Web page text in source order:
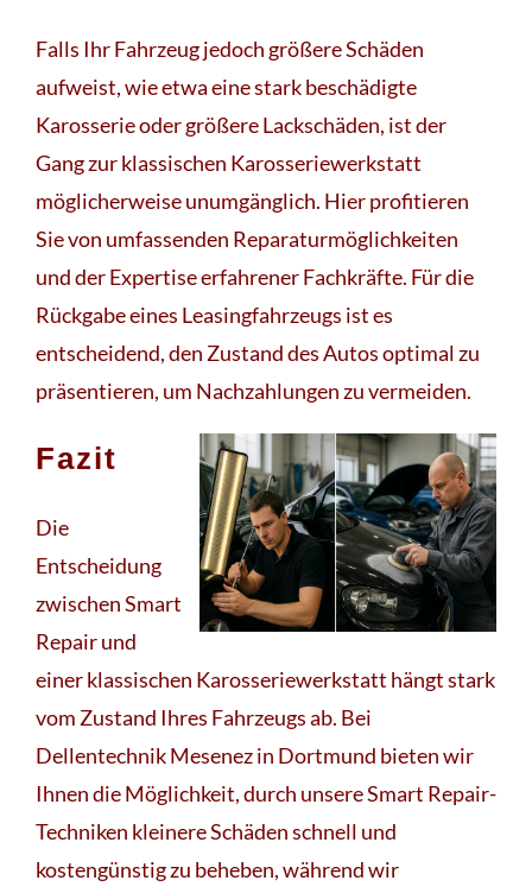
Falls Ihr Fahrzeug jedoch größere Schäden
aufweist, wie etwa eine stark beschädigte
Karosserie oder größere Lackschäden, ist der
Gang zur klassischen Karosseriewerkstatt
möglicherweise unumgänglich. Hier profitieren
Sie von umfassenden Reparaturmöglichkeiten
und der Expertise erfahrener Fachkräfte. Für die
Rückgabe eines Leasingfahrzeugs ist es
entscheidend, den Zustand des Autos optimal zu
präsentieren, um Nachzahlungen zu vermeiden.
Fazit
Die
Entscheidung
zwischen Smart
Repair und
einer klassischen Karosseriewerkstatt hängt stark
vom Zustand Ihres Fahrzeugs ab. Bei
Dellentechnik Mesenez in Dortmund bieten wir
Ihnen die Möglichkeit, durch unsere Smart Repair-
Techniken kleinere Schäden schnell und
kostengünstig zu beheben, während wir